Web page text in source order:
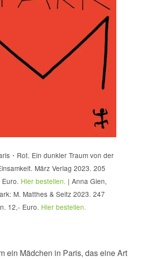
・Rot. Ein dunkler Traum von der
März Verlag 2023. 205
Hier bestellen. | Anna Gien,
M. Matthes & Seitz 2023. 247
12,- Euro. Hier bestellen.
ein Mädchen in Paris, das eine Art